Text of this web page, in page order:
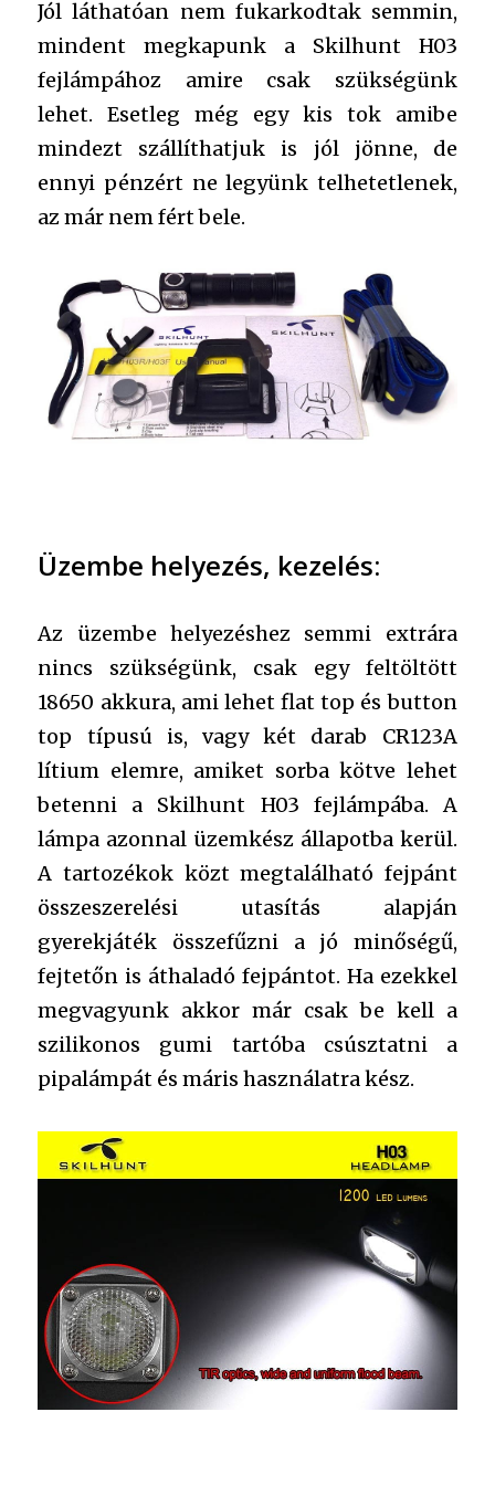
Jól láthatóan nem fukarkodtak semmin,
mindent megkapunk a Skilhunt H03
fejlámpához amire csak szükségünk
lehet. Esetleg még egy kis tok amibe
mindezt szállíthatjuk is jól jönne, de
ennyi pénzért ne legyünk telhetetlenek,
az már nem fért bele.
Üzembe helyezés, kezelés:
Az üzembe helyezéshez semmi extrára
nincs szükségünk, csak egy feltöltött
18650 akkura, ami lehet flat top és button
top típusú is, vagy két darab CR123A
lítium elemre, amiket sorba kötve lehet
betenni a Skilhunt H03 fejlámpába. A
lámpa azonnal üzemkész állapotba kerül.
A tartozékok közt megtalálható fejpánt
összeszerelési utasítás alapján
gyerekjáték összefűzni a jó minőségű,
fejtetőn is áthaladó fejpántot. Ha ezekkel
megvagyunk akkor már csak be kell a
szilikonos gumi tartóba csúsztatni a
pipalámpát és máris használatra kész.